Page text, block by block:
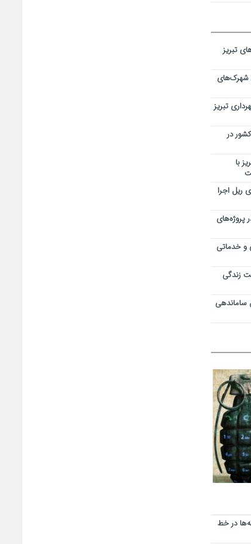
تبریز
شهرک‌های
تبریز
در
با
ریل اجرا
پروژه‌های
و خدماتی
زندگی
ساماندهی
در خط